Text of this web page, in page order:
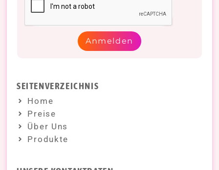
Anmelden
SEITENVERZEICHNIS
Home
Preise
Über Uns
Produkte